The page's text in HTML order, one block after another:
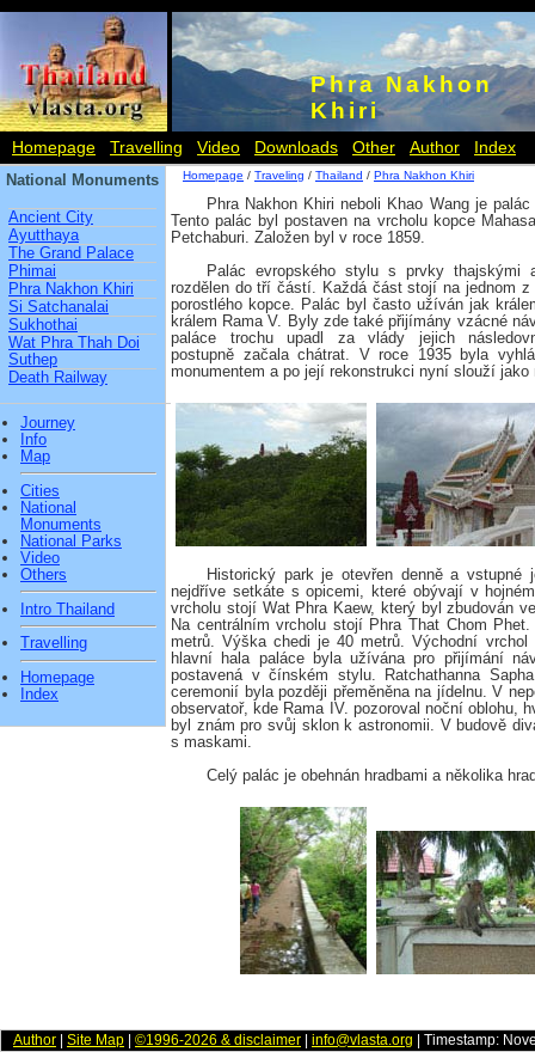
Phra Nakhon
Khiri
Homepage Travelling Video Downloads Other Author Index
National Monuments
Ancient City
Ayutthaya
The Grand Palace
Phimai
Phra Nakhon Khiri
Si Satchanalai
Sukhothai
Wat Phra Thah Doi
Suthep
Death Railway
Journey
Info
Map
Cities
National
Monuments
National Parks
Video
Others
Intro Thailand
Travelling
Homepage
Index
Homepage / Traveling / Thailand / Phra Nakhon Khiri
Phra Nakhon Khiri neboli Khao Wang je
Tento palác byl postaven na vrcholu kopce
Petchaburi. Založen byl v roce 1859.
Palác evropského stylu s prvky thajskými
rozdělen do tří částí. Každá část stojí na jednom z
porostlého kopce. Palác byl často užíván jak
králem Rama V. Byly zde také přijímány vzácné
paláce trochu upadl za vlády jejich
postupně začala chátrat. V roce 1935 byla
monumentem a po její rekonstrukci nyní slouží jako
Historický park je otevřen denně a
nejdříve setkáte s opicemi, které obývají v
vrcholu stojí Wat Phra Kaew, který byl zbudován
Na centrálním vrcholu stojí Phra That Chom
metrů. Výška chedi je 40 metrů. Východní
hlavní hala paláce byla užívána pro přijímání
postavená v čínském stylu. Ratchathanna
ceremonií byla později přeměněna na jídelnu. V
observatoř, kde Rama IV. pozoroval noční oblohu,
byl znám pro svůj sklon k astronomii. V budově
s maskami.
Celý palác je obehnán hradbami a několika
Author Site Map ©1996-2026 & disclaimer info@vlasta.org | Timestamp: